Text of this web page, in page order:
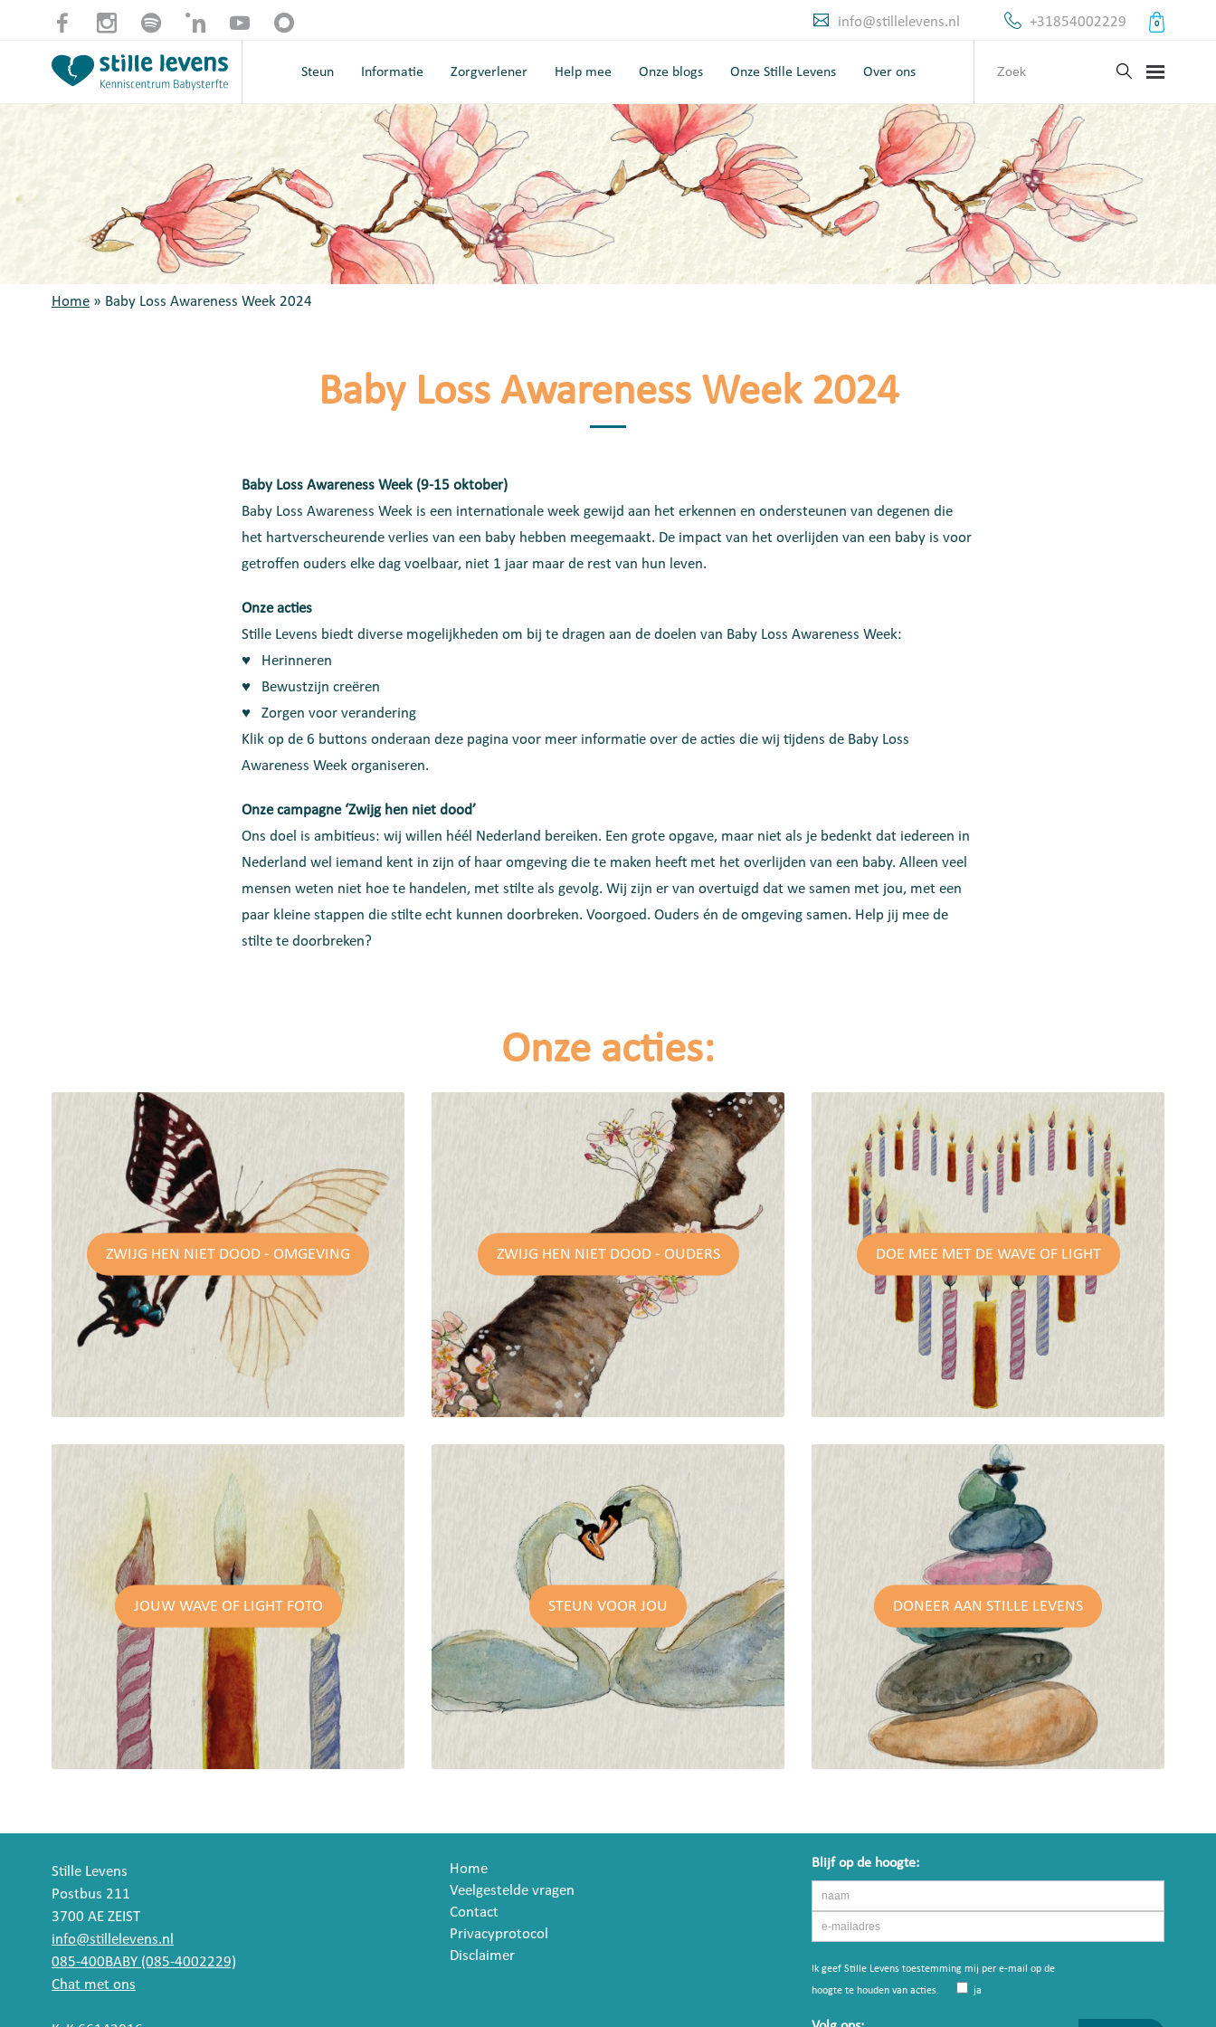
info@stillelevens.nl +31854002229 0
Steun Informatie Zorgverlener Help mee Onze blogs Onze Stille Levens Over ons
Home » Baby Loss Awareness Week 2024
Baby Loss Awareness Week 2024
Baby Loss Awareness Week (9-15 oktober)
Baby Loss Awareness Week is een internationale week gewijd aan het erkennen en ondersteunen van degenen die
het hartverscheurende verlies van een baby hebben meegemaakt. De impact van het overlijden van een baby is voor
getroffen ouders elke dag voelbaar, niet 1 jaar maar de rest van hun leven.
Onze acties
Stille Levens biedt diverse mogelijkheden om bij te dragen aan de doelen van Baby Loss Awareness Week:
♥ Herinneren
♥ Bewustzijn creëren
♥ Zorgen voor verandering
Klik op de 6 buttons onderaan deze pagina voor meer informatie over de acties die wij tijdens de Baby Loss
Awareness Week organiseren.
Onze campagne ‘Zwijg hen niet dood’
Ons doel is ambitieus: wij willen héél Nederland bereiken. Een grote opgave, maar niet als je bedenkt dat iedereen in
Nederland wel iemand kent in zijn of haar omgeving die te maken heeft met het overlijden van een baby. Alleen veel
mensen weten niet hoe te handelen, met stilte als gevolg. Wij zijn er van overtuigd dat we samen met jou, met een
paar kleine stappen die stilte echt kunnen doorbreken. Voorgoed. Ouders én de omgeving samen. Help jij mee de
stilte te doorbreken?
Onze acties:
ZWIJG HEN NIET DOOD - OMGEVING ZWIJG HEN NIET DOOD - OUDERS DOE MEE MET DE WAVE OF LIGHT
JOUW WAVE OF LIGHT FOTO STEUN VOOR JOU DONEER AAN STILLE LEVENS
Stille Levens
Postbus 211
3700 AE ZEIST
info@stillelevens.nl
085-400BABY (085-4002229)
Chat met ons
Home
Veelgestelde vragen
Contact
Privacyprotocol
Disclaimer
Blijf op de hoogte:
Ik geef Stille Levens toestemming mij per e-mail op de
hoogte te houden van acties.
ja